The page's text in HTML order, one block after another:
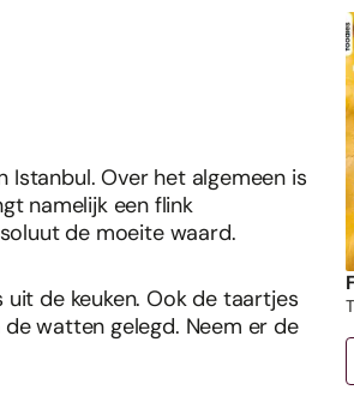
Over het algemeen is
namelijk een flink
de moeite waard.
de keuken. Ook de taartjes
watten gelegd. Neem er de